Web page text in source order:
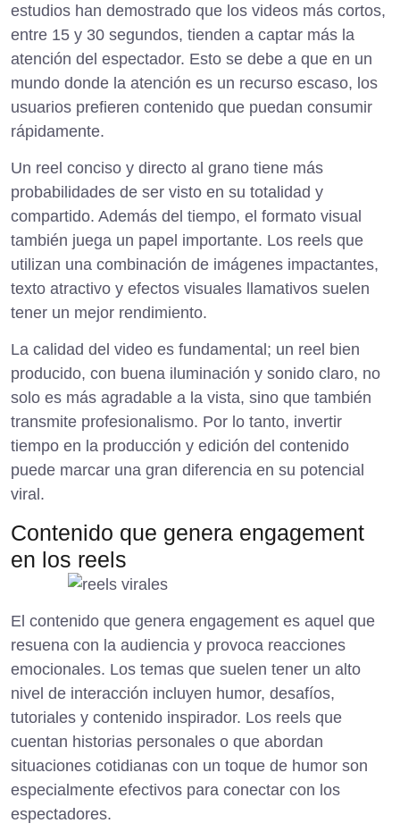
estudios han demostrado que los videos más cortos,
entre 15 y 30 segundos, tienden a captar más la
atención del espectador. Esto se debe a que en un
mundo donde la atención es un recurso escaso, los
usuarios prefieren contenido que puedan consumir
rápidamente.
Un reel conciso y directo al grano tiene más
probabilidades de ser visto en su totalidad y
compartido. Además del tiempo, el formato visual
también juega un papel importante. Los reels que
utilizan una combinación de imágenes impactantes,
texto atractivo y efectos visuales llamativos suelen
tener un mejor rendimiento.
La calidad del video es fundamental; un reel bien
producido, con buena iluminación y sonido claro, no
solo es más agradable a la vista, sino que también
transmite profesionalismo. Por lo tanto, invertir
tiempo en la producción y edición del contenido
puede marcar una gran diferencia en su potencial
viral.
Contenido que genera engagement
en los reels
El contenido que genera engagement es aquel que
resuena con la audiencia y provoca reacciones
emocionales. Los temas que suelen tener un alto
nivel de interacción incluyen humor, desafíos,
tutoriales y contenido inspirador. Los reels que
cuentan historias personales o que abordan
situaciones cotidianas con un toque de humor son
especialmente efectivos para conectar con los
espectadores.